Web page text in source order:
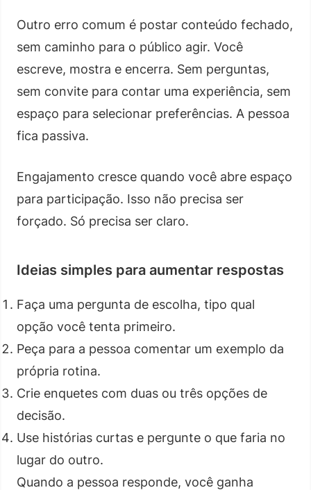
Outro erro comum é postar conteúdo fechado,
sem caminho para o público agir. Você
escreve, mostra e encerra. Sem perguntas,
sem convite para contar uma experiência, sem
espaço para selecionar preferências. A pessoa
fica passiva.
Engajamento cresce quando você abre espaço
para participação. Isso não precisa ser
forçado. Só precisa ser claro.
Ideias simples para aumentar respostas
Faça uma pergunta de escolha, tipo qual
opção você tenta primeiro.
Peça para a pessoa comentar um exemplo da
própria rotina.
Crie enquetes com duas ou três opções de
decisão.
Use histórias curtas e pergunte o que faria no
lugar do outro.
Quando a pessoa responde, você ganha